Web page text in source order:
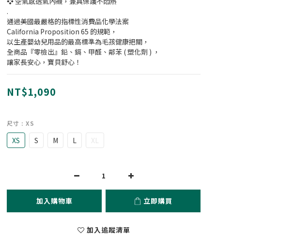
.
通過美國最嚴格的指標性消費品化學法案
California Proposition 65 的規範，
以生產嬰幼兒用品的最高標準為毛孩健康把關，
全商品『零檢出』鉛、鎘、甲醛、鄰苯 ( 塑化劑 ) ，
讓家長安心，寶貝舒心！
NT$1,090
尺寸 : XS
XS S M L XL
加入購物車 立即購買
加入追蹤清單